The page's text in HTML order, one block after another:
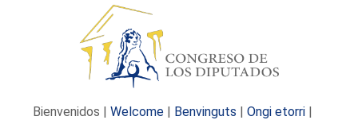
Bienvenidos | Welcome | Benvinguts | Ongi etorri |